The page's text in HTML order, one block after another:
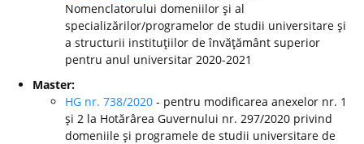
Nomenclatorului domeniilor şi al
specializărilor/programelor de studii universitare şi
a structurii instituţiilor de învăţământ superior
pentru anul universitar 2020-2021
Master:
HG nr. 738/2020 - pentru modificarea anexelor nr. 1
şi 2 la Hotărârea Guvernului nr. 297/2020 privind
domeniile şi programele de studii universitare de